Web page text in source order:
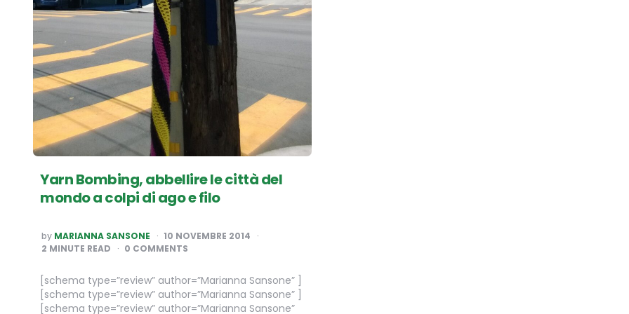
Yarn Bombing, abbellire le città del
mondo a colpi di ago e filo
POSTED
BY
by MARIANNA SANSONE
10 NOVEMBRE 2014
2 MINUTE READ 0 COMMENTS
[schema type=”review” author=”Marianna Sansone” ]
[schema type=”review” author=”Marianna Sansone” ]
[schema type=”review” author=”Marianna Sansone”